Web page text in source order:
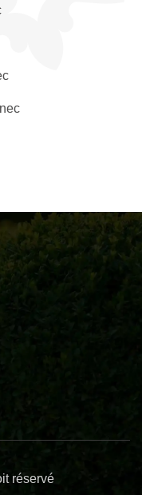
réservé